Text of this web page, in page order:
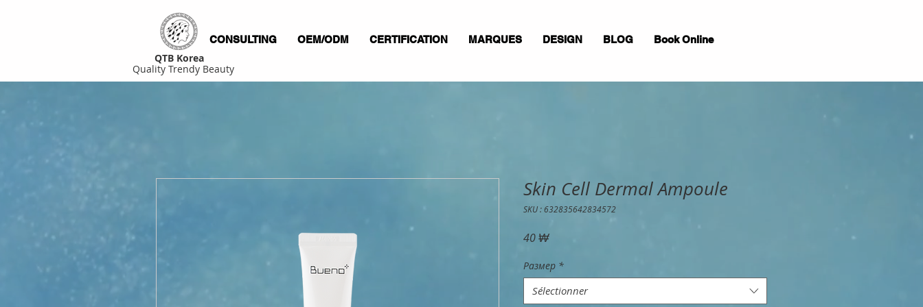
CONSULTING OEM/ODM CERTIFICATION MARQUES DESIGN BLOG Book Online
QTB Korea
Quality Trendy Beauty
Skin Cell Dermal Ampoule
SKU : 632835642834572
40 ₩Prix
Размер *
Sélectionner